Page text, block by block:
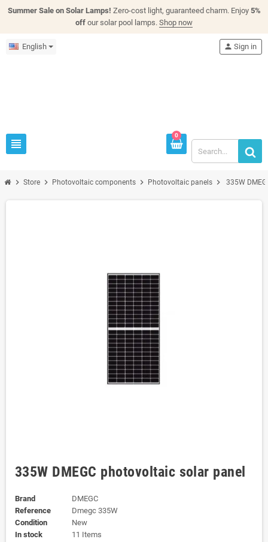
Summer Sale on Solar Lamps! Zero-cost light, guaranteed charm. Enjoy 5%
off our solar pool lamps. Shop now
English
view_headline
person Sign in
0
chevron_right Store chevron_right Photovoltaic components chevron_right Photovoltaic panels chevron_right 335W
335W DMEGC photovoltaic solar panel
Brand
DMEGC
Reference
Dmegc 335W
Condition
New
In stock
11 Items